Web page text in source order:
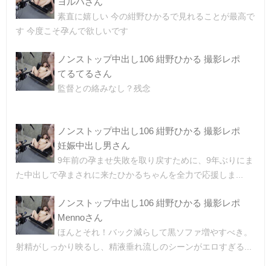
素直に嬉しい 今の紺野ひかるで見れることが最高で
す 今度こそ孕んで欲しいです
ノンストップ中出し106 紺野ひかる 撮影レポ
てるてるさん
監督との絡みなし？残念
ノンストップ中出し106 紺野ひかる 撮影レポ
妊娠中出し男さん
9年前の孕ませ失敗を取り戻すために、9年ぶりにま
た中出しで孕まされに来たひかるちゃんを全力で応援しま...
ノンストップ中出し106 紺野ひかる 撮影レポ
Mennoさん
ほんとそれ！バック減らして黒ソファ増やすべき。
射精がしっかり映るし、精液垂れ流しのシーンがエロすぎる...